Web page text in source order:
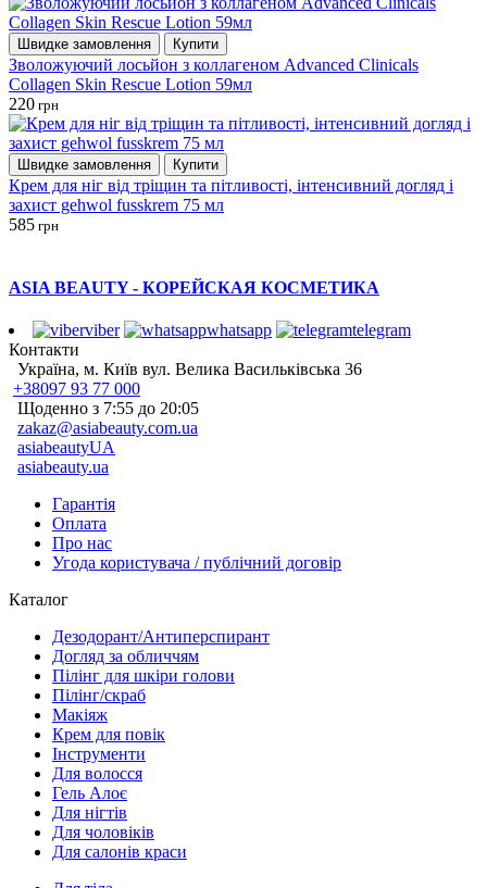
Швидке замовлення Купити
Зволожуючий лосьйон з коллагеном Advanced Clinicals
Collagen Skin Rescue Lotion 59мл
220 грн
Швидке замовлення Купити
Крем для ніг від тріщин та пітливості, інтенсивний догляд і
захист gehwol fusskrem 75 мл
585 грн
ASIA BEAUTY - КОРЕЙСКАЯ КОСМЕТИКА
viber whatsapp
telegram
Контакти
Україна, м. Київ вул. Велика Васильківська 36
+38097 93 77 000
Щоденно з 7:55 до 20:05
zakaz@asiabeauty.com.ua
asiabeautyUA
asiabeauty.ua
Гарантія
Оплата
Про нас
Угода користувача / публічний договір
Каталог
Дезодорант/Антиперспирант
Догляд за обличчям
Пілінг для шкіри голови
Пілінг/скраб
Макіяж
Крем для повік
Інструменти
Для волосся
Гель Алоє
Для нігтів
Для чоловіків
Для салонів краси